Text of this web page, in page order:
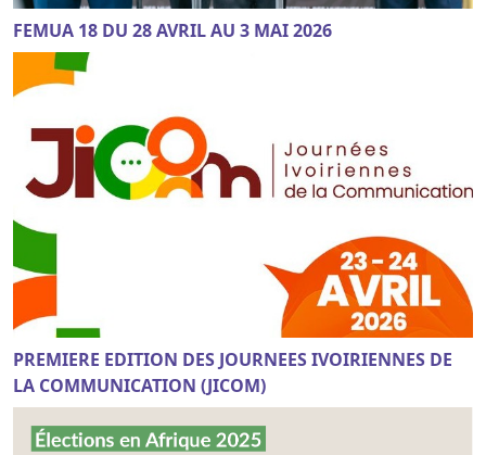
FEMUA 18 DU 28 AVRIL AU 3 MAI 2026
PREMIERE EDITION DES JOURNEES IVOIRIENNES DE
LA COMMUNICATION (JICOM)